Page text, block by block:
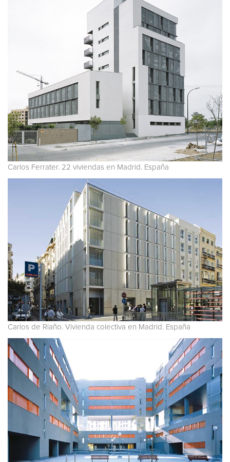
Carlos Ferrater. 22 viviendas en Madrid. España
Carlos de Riaño. Vivienda colectiva en Madrid. España